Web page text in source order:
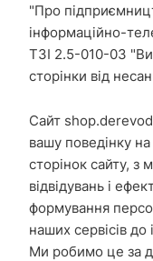
"Про
інформаційно-
ТЗІ 2.5-010-03
сторінки від
Сайт
вашу поведінку на
сторінок сайту, з
відвідувань і
формування
наших сервісів
Ми робимо це за